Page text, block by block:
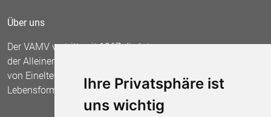
Ihre Privatsphäre ist
uns wichtig
Über uns
Der VAMV vertritt seit 1967 die Interessen
der Alleinerziehenden und fordert die Anerkennung
von Einelternfamilien als gleichberechtigte
Lebensform.